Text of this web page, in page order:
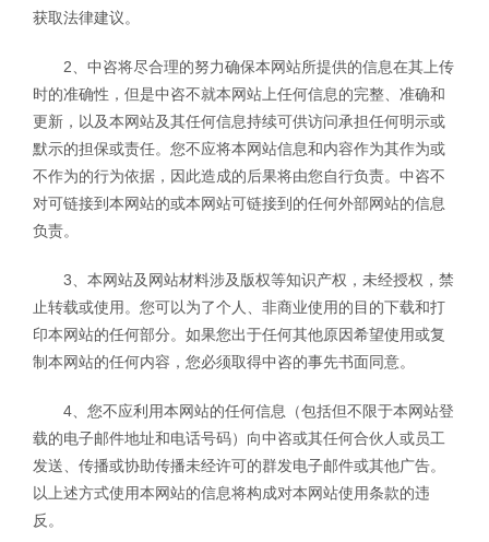
获取法律建议。
2、中咨将尽合理的努力确保本网站所提供的信息在其上传
时的准确性，但是中咨不就本网站上任何信息的完整、准确和
更新，以及本网站及其任何信息持续可供访问承担任何明示或
默示的担保或责任。您不应将本网站信息和内容作为其作为或
不作为的行为依据，因此造成的后果将由您自行负责。中咨不
对可链接到本网站的或本网站可链接到的任何外部网站的信息
负责。
3、本网站及网站材料涉及版权等知识产权，未经授权，禁
止转载或使用。您可以为了个人、非商业使用的目的下载和打
印本网站的任何部分。如果您出于任何其他原因希望使用或复
制本网站的任何内容，您必须取得中咨的事先书面同意。
4、您不应利用本网站的任何信息（包括但不限于本网站登
载的电子邮件地址和电话号码）向中咨或其任何合伙人或员工
发送、传播或协助传播未经许可的群发电子邮件或其他广告。
以上述方式使用本网站的信息将构成对本网站使用条款的违
反。